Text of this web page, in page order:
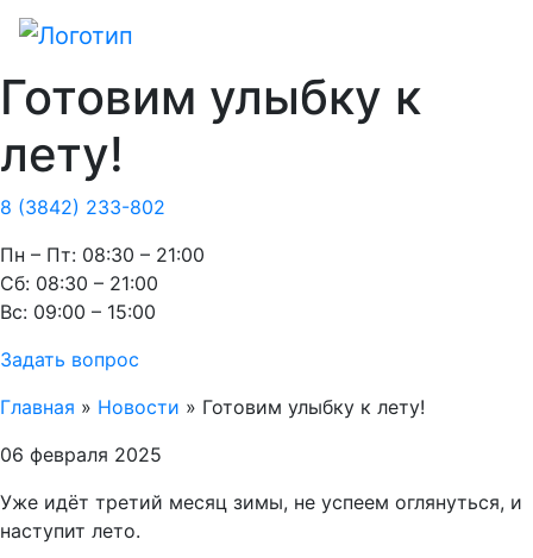
Готовим улыбку к
лету!
8 (3842) 233-802
Пн – Пт: 08:30 – 21:00
Cб: 08:30 – 21:00
Вс: 09:00 – 15:00
Задать вопрос
Главная » Новости » Готовим улыбку к лету!
06 февраля 2025
Уже идёт третий месяц зимы, не успеем оглянуться, и
наступит лето.